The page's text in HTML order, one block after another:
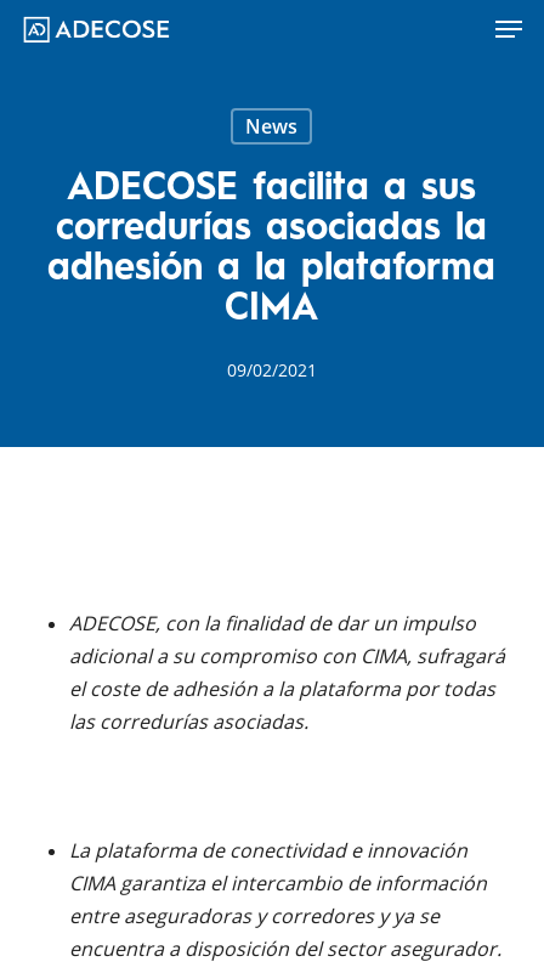
Skip
News
ADECOSE facilita a sus
corredurías asociadas la
adhesión a la plataforma
CIMA
09/02/2021
ADECOSE, con la finalidad de dar un impulso
adicional a su compromiso con CIMA, sufragará
el coste de adhesión a la plataforma por todas
las corredurías asociadas.
La plataformade conectividad e innovación
CIMAgarantiza el intercambio de información
entre aseguradoras ycorredores y ya se
encuentra a disposición del sector asegurador.